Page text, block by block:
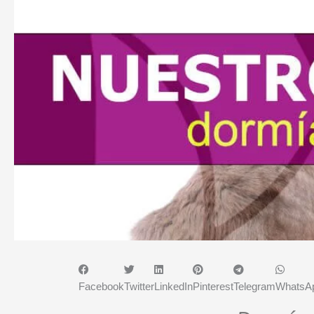
FacebookTwitterLinkedInPinterestTelegram